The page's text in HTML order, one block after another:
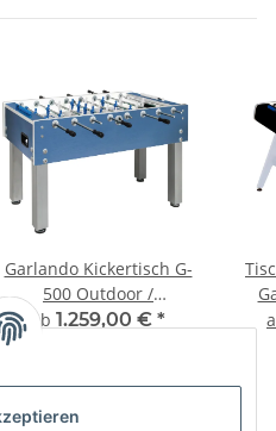
Garlando Kickertisch G-
500 Outdoor /
Weatherproof
ab 1.259,00 € *